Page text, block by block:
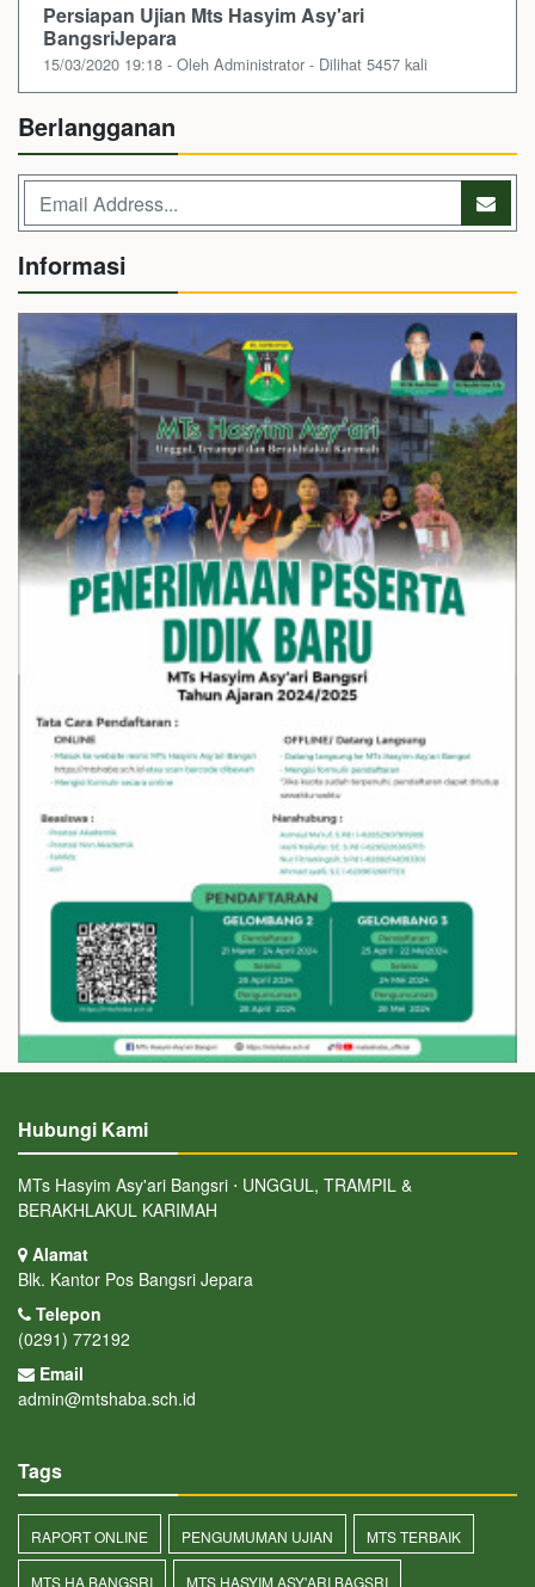
Persiapan Ujian Mts Hasyim Asy'ari
BangsriJepara
15/03/2020 19:18 - Oleh Administrator - Dilihat 5457 kali
Berlangganan
Informasi
Hubungi Kami
MTs Hasyim Asy'ari Bangsri ⋅ UNGGUL, TRAMPIL &
BERAKHLAKUL KARIMAH
Alamat
Blk. Kantor Pos Bangsri Jepara
Telepon
(0291) 772192
Email
admin@mtshaba.sch.id
Tags
RAPORT ONLINE PENGUMUMAN UJIAN MTS TERBAIK
MTS HA BANGSRI MTS HASYIM ASY'ARI BAGSRI